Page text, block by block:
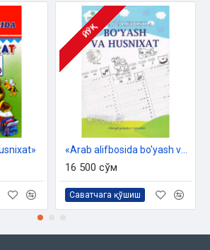
ЙЎҚ
16 500 сўм
Саватчага қўшиш